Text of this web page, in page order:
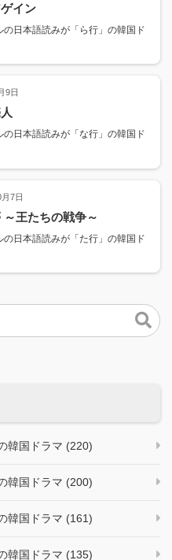
イン
の日本語読みが「ら行」の韓国ド
9日
の日本語読みが「な行」の韓国ド
7日
～王たちの戦争～
の日本語読みが「た行」の韓国ド
韓国ドラマ (220)
韓国ドラマ (200)
韓国ドラマ (161)
韓国ドラマ (135)